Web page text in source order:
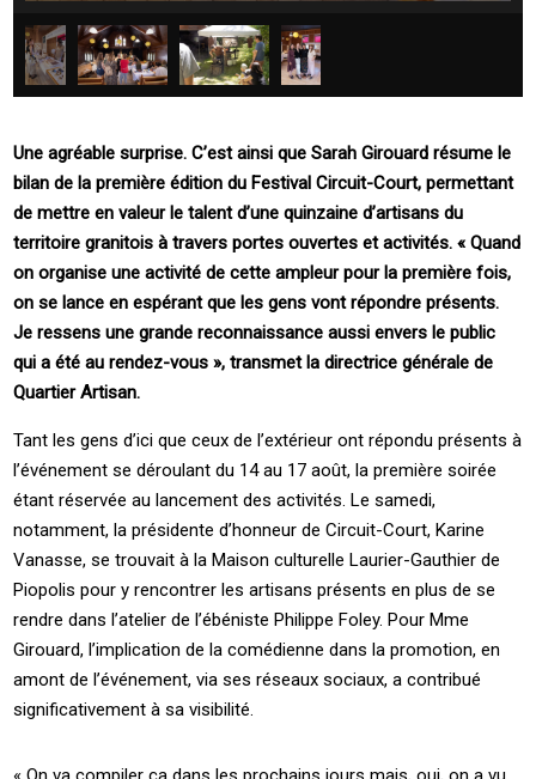
Une agréable surprise. C’est ainsi que Sarah Girouard résume le
bilan de la première édition du Festival Circuit-Court, permettant
de mettre en valeur le talent d’une quinzaine d’artisans du
territoire granitois à travers portes ouvertes et activités. « Quand
on organise une activité de cette ampleur pour la première fois,
on se lance en espérant que les gens vont répondre présents.
Je ressens une grande reconnaissance aussi envers le public
qui a été au rendez-vous », transmet la directrice générale de
Quartier Artisan.
Tant les gens d’ici que ceux de l’extérieur ont répondu présents à
l’événement se déroulant du 14 au 17 août, la première soirée
étant réservée au lancement des activités. Le samedi,
notamment, la présidente d’honneur de Circuit-Court, Karine
Vanasse, se trouvait à la Maison culturelle Laurier-Gauthier de
Piopolis pour y rencontrer les artisans présents en plus de se
rendre dans l’atelier de l’ébéniste Philippe Foley. Pour Mme
Girouard, l’implication de la comédienne dans la promotion, en
amont de l’événement, via ses réseaux sociaux, a contribué
significativement à sa visibilité.